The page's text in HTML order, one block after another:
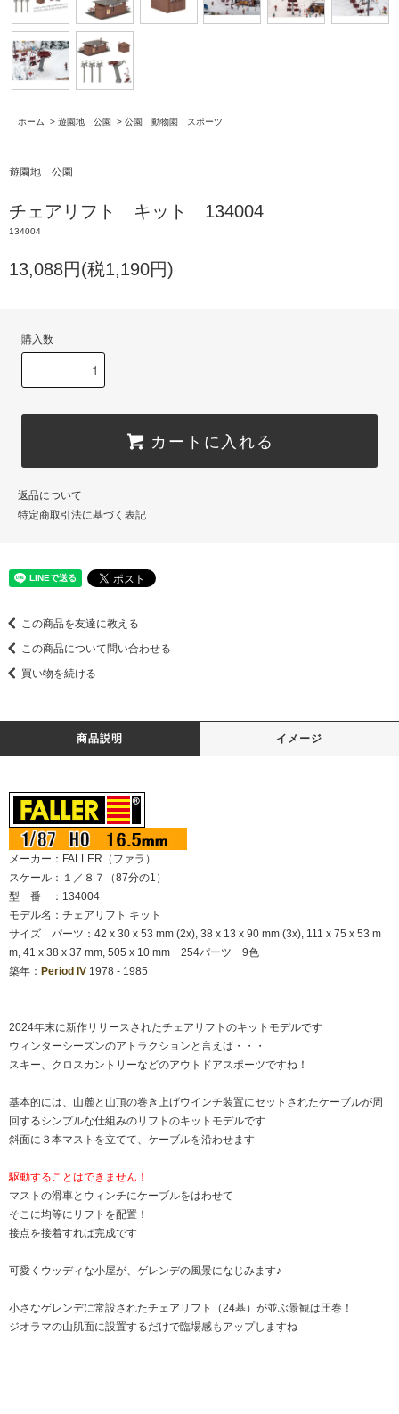
ホーム > 遊園地 公園 > 公園 動物園 スポーツ
遊園地 公園
チェアリフト キット 134004
134004
13,088円(税1,190円)
購入数
カートに入れる
返品について
特定商取引法に基づく表記
この商品を友達に教える
この商品について問い合わせる
買い物を続ける
商品説明 イメージ
メーカー：FALLER（ファラ）
スケール：１／８７（87分の1）
型 番 ：134004
モデル名：チェアリフト キット
サイズ パーツ：42 x 30 x 53 mm (2x), 38 x 13 x 90 mm (3x), 111 x 75 x 53 m
m, 41 x 38 x 37 mm, 505 x 10 mm 254パーツ 9色
築年： Period IV 1978 - 1985
2024年末に新作リリースされたチェアリフトのキットモデルです
ウィンターシーズンのアトラクションと言えば・・・
スキー、クロスカントリーなどのアウトドアスポーツですね！
基本的には、山麓と山頂の巻き上げウインチ装置にセットされたケーブルが周
回するシンプルな仕組みのリフトのキットモデルです
斜面に３本マストを立てて、ケーブルを沿わせます
駆動することはできません！
マストの滑車とウィンチにケーブルをはわせて
そこに均等にリフトを配置！
接点を接着すれば完成です
可愛くウッディな小屋が、ゲレンデの風景になじみます♪
小さなゲレンデに常設されたチェアリフト（24基）が並ぶ景観は圧巻！
ジオラマの山肌面に設置するだけで臨場感もアップしますね